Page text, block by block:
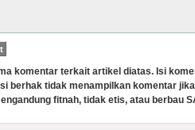
komentar terkait artikel diatas. Isi
berhak tidak menampilkan komentar
fitnah, tidak etis, atau berbau